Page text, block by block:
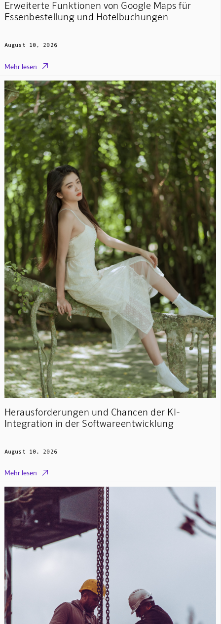
Erweiterte Funktionen von Google Maps für
Essenbestellung und Hotelbuchungen
August 10, 2026
Mehr lesen 
Herausforderungen und Chancen der KI-
Integration in der Softwareentwicklung
August 10, 2026
Mehr lesen 